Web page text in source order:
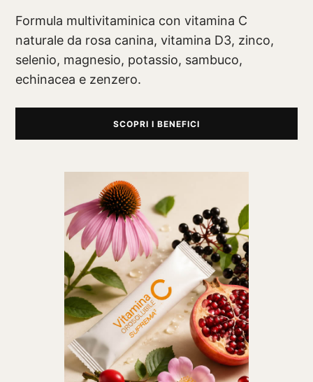
Formula multivitaminica con vitamina C
naturale da rosa canina, vitamina D3, zinco,
selenio, magnesio, potassio, sambuco,
echinacea e zenzero.
SCOPRI I BENEFICI